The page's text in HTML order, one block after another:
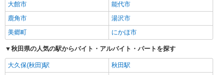
大館市
能代市
鹿角市
湯沢市
美郷町
にかほ市
秋田県の人気の駅からバイト・アルバイト・パートを探す
大久保(秋田)駅
秋田駅